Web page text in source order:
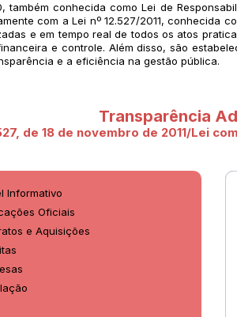
conhecida como Lei de
com a Lei nº 12.527/2011, conhecida
e em tempo real de todos os atos
e controle. Além disso, são
e a eficiência na gestão pública.
Transparência
de 18 de novembro de 2011/Lei
Informativo
Oficiais
e Aquisições